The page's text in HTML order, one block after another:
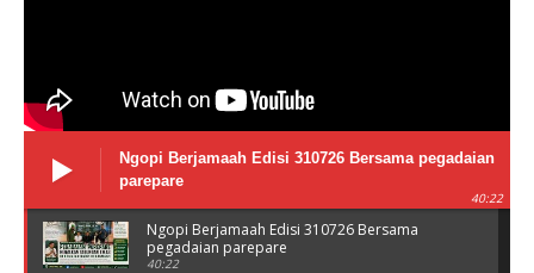
Ngopi Berjamaah Edisi 310726 Bersama pegadaian
parepare
40:22
Ngopi Berjamaah Edisi 310726 Bersama
pegadaian parepare
40:22